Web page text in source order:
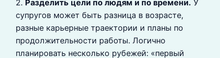
2. Разделить цели по людям и по времени. У
супругов может быть разница в возрасте,
разные карьерные траектории и планы по
продолжительности работы. Логично
планировать несколько рубежей: «первый